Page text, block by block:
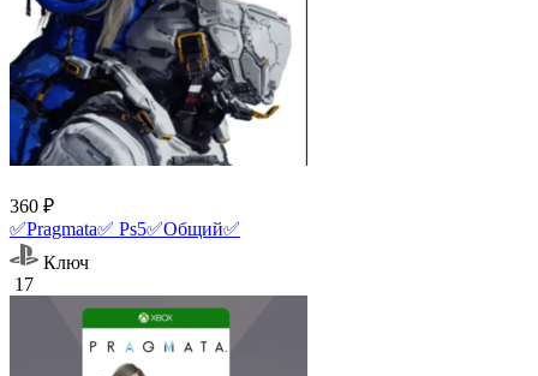
360 ₽
✅Pragmata✅ Ps5✅Общий✅
Ключ
17